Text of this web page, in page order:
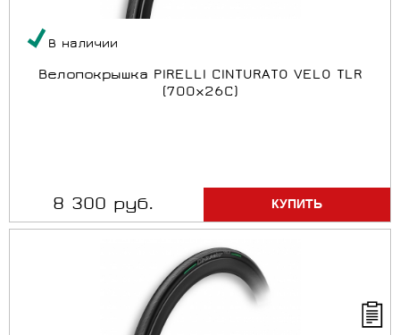
В наличии
Велопокрышка PIRELLI CINTURATO VELO TLR
(700x26C)
8 300 руб.